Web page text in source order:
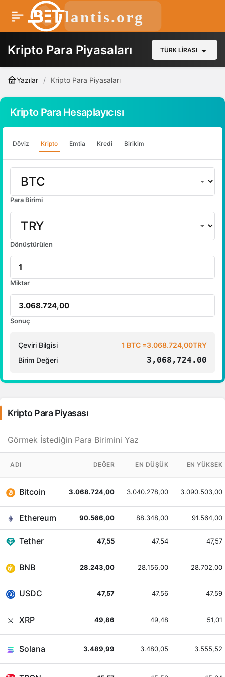
Kripto Para Piyasaları TÜRK LIRASI
Yazılar Kripto Para Piyasaları
Kripto Para Hesaplayıcısı
Döviz Kripto Emtia Kredi Birikim
Para Birimi
Dönüştürülen
Miktar
Sonuç
Çeviri Bilgisi
1 BTC =3.068.724,00TRY
Birim Değeri
3,068,724.00
Kripto Para Piyasası
ADI DEĞER EN DÜŞÜK EN YÜKSEK
Bitcoin 3.068.724,00 3.040.278,00 3.090.503,00
Ethereum 90.566,00 88.348,00 91.564,00
Tether 47,55 47,54 47,57
BNB 28.243,00 28.156,00 28.702,00
USDC 47,57 47,56 47,59
XRP 49,86 49,48 51,01
Solana 3.489,99 3.480,05 3.555,52